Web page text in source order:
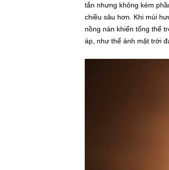
tắn nhưng không kém
chiều sâu hơn. Khi mùi
nồng nàn khiến tổng thể
áp, như thể ánh mặt trời